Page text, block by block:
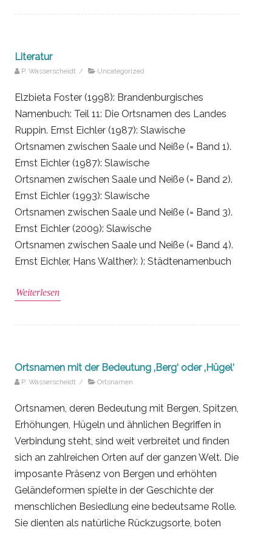
Literatur
P. Wasserscheidt / Uncategorized
Elzbieta Foster (1998): Brandenburgisches
Namenbuch: Teil 11: Die Ortsnamen des Landes
Ruppin. Ernst Eichler (1987): Slawische
Ortsnamen zwischen Saale und Neiße (= Band 1).
Ernst Eichler (1987): Slawische
Ortsnamen zwischen Saale und Neiße (= Band 2).
Ernst Eichler (1993): Slawische
Ortsnamen zwischen Saale und Neiße (= Band 3).
Ernst Eichler (2009): Slawische
Ortsnamen zwischen Saale und Neiße (= Band 4).
Ernst Eichler, Hans Walther): ): Städtenamenbuch
Weiterlesen
Ortsnamen mit der Bedeutung ‚Berg‘ oder ‚Hügel‘
P. Wasserscheidt / Ortsnamen
Ortsnamen, deren Bedeutung mit Bergen, Spitzen,
Erhöhungen, Hügeln und ähnlichen Begriffen in
Verbindung steht, sind weit verbreitet und finden
sich an zahlreichen Orten auf der ganzen Welt. Die
imposante Präsenz von Bergen und erhöhten
Geländeformen spielte in der Geschichte der
menschlichen Besiedlung eine bedeutsame Rolle.
Sie dienten als natürliche Rückzugsorte, boten